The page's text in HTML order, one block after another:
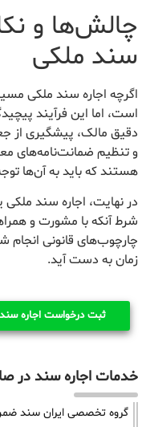
چالش‌ها و
سند ملکی
اگرچه اجاره سند ملکی
است، اما این فرآیند
دقیق مالک، پیشگیری از
و تنظیم ضمانت‌نامه‌های
هستند که باید به آن‌ها
در نهایت، اجاره سند
شرط آنکه با مشورت و
چارچوب‌های قانونی انجام
زمان به دست آید.
ثبت درخواست اجاره سند
خدمات اجاره سند در
گروه تخصصی ایران سند ضمن